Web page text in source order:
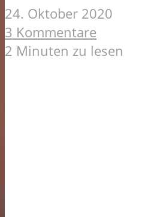
24. Oktober 2020
3 Kommentare
2 Minuten zu lesen